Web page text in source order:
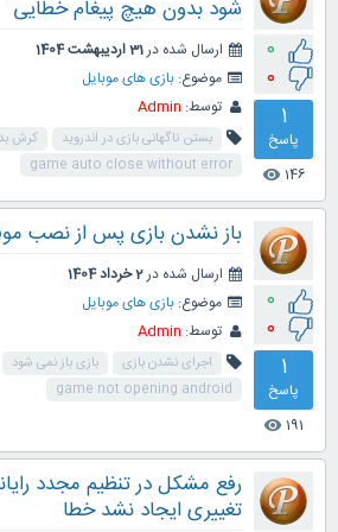
0
0
1
پاسخ
146
visibility
شود بدون هیچ پیغام خطایی
ارسال شده در31 اردیبهشت 1404
موضوع: بازی های موبایل
توسط: Admin
بستن ناگهانی بازی در اندروید
کرش
game auto close without error
0
0
1
پاسخ
191
visibility
باز نشدن بازی پس از نصب
ارسال شده در2 خرداد 1404
موضوع: بازی های موبایل
توسط: Admin
اجرای نشدن بازی
بازی باز نمی شود
game not opening android
رفع مشکل در تنظیم مجدد
تغییری ایجاد نشد خطا